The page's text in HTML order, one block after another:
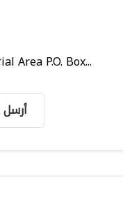
Area P.O. Box...
أرسل